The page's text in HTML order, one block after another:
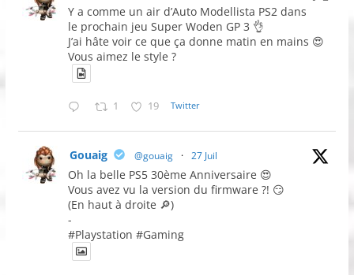
Y a comme un air d’Auto Modellista PS2 dans
le prochain jeu Super Woden GP 3 👌
J’ai hâte voir ce que ça donne matin en mains 😍
Vous aimez le style ?
1 19 Twitter
Gouaig @gouaig · 27 Juil
Oh la belle PS5 30ème Anniversaire 😍
Vous avez vu la version du firmware ?! 😏
(En haut à droite 🔎)
-
#Playstation #Gaming